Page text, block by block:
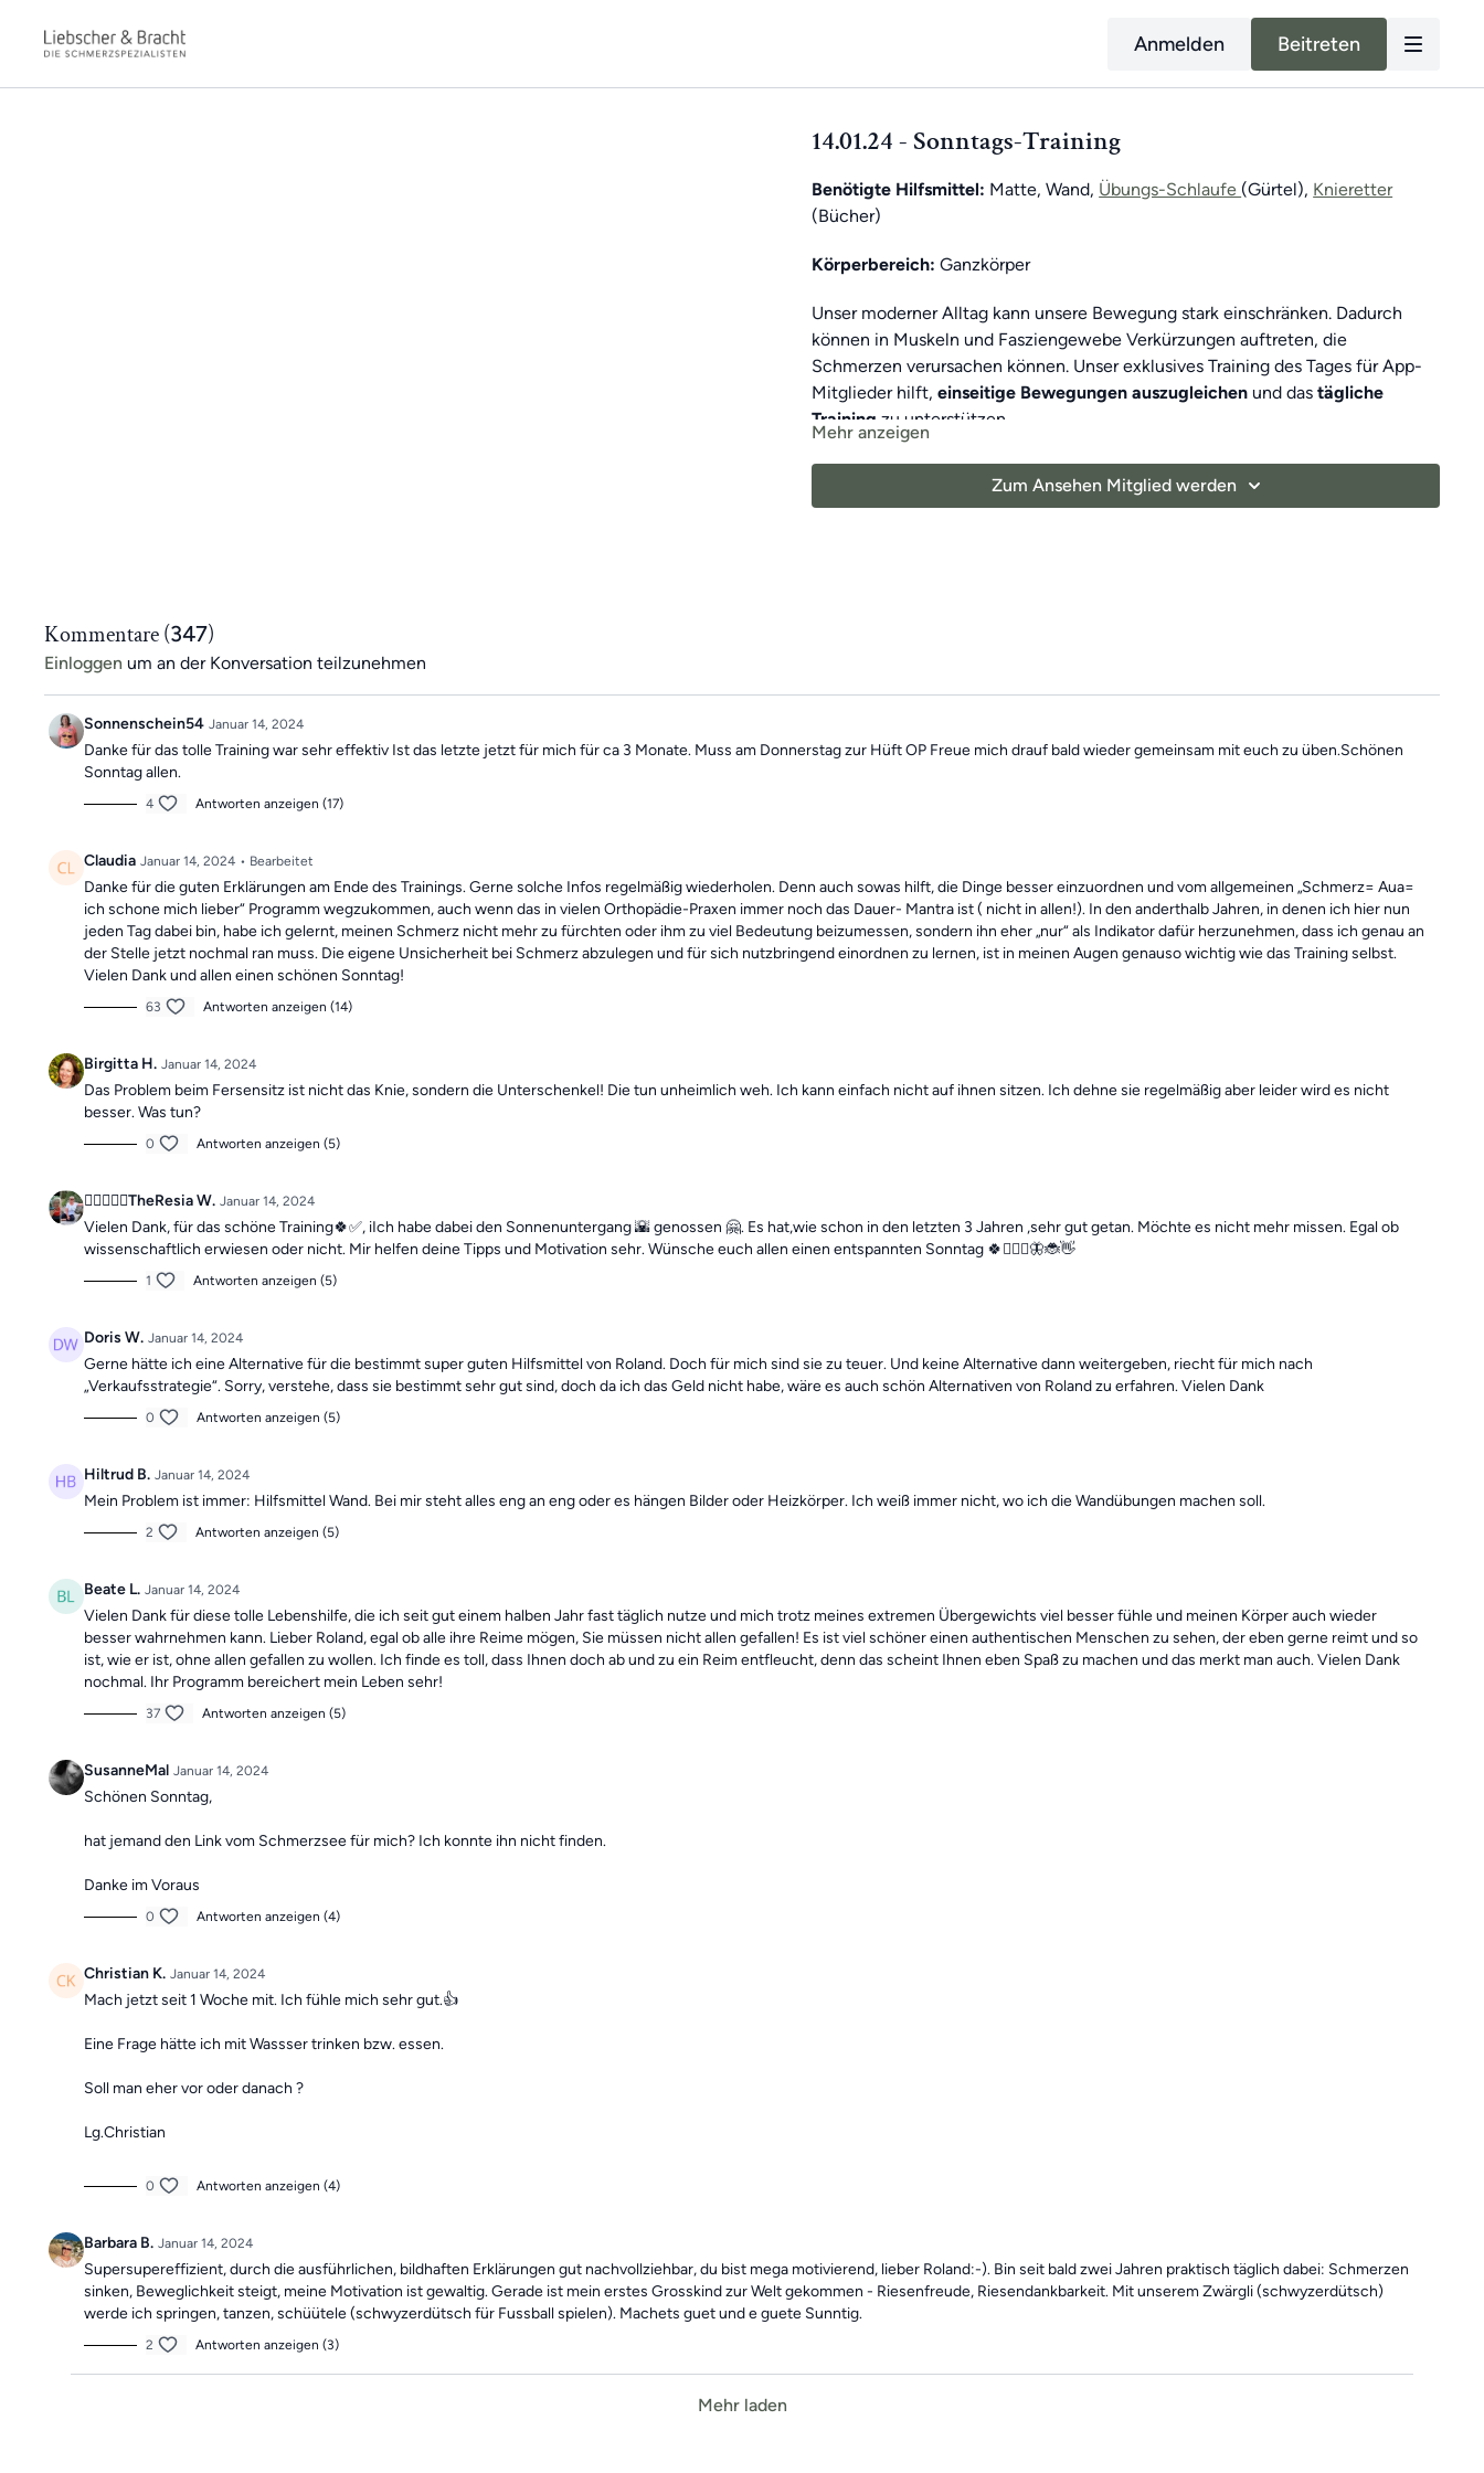
Anmelden Beitreten
14.01.24 - Sonntags-Training
Benötigte Hilfsmittel: Matte, Wand, Übungs-Schlaufe (Gürtel), Knieretter
(Bücher)
Körperbereich: Ganzkörper
Unser moderner Alltag kann unsere Bewegung stark einschränken. Dadurch
können in Muskeln und Fasziengewebe Verkürzungen auftreten, die
Schmerzen verursachen können. Unser exklusives Training des Tages für App-
Mitglieder hilft,einseitige Bewegungen auszugleichen und dastägliche
Training zu unterstützen.
Jeden Tagerwartet dich ein7-minütiges Übungsvideo mit Roland.
gibt essonntags ein 30-minütiges Training
Mach dir keine Sorgen, falls du mal einen Tag verpasst, denn die
Trainings des Tages”findest du jederzeitalle vergangen Einheiten.
Mehr anzeigen
Zum Ansehen Mitglied werden
Kommentare (347)
Einloggen um an der Konversation teilzunehmen
Sonnenschein54 Januar 14, 2024
Danke für das tolle Training war sehr effektiv Ist das letzte jetzt für mich für ca 3 Monate. Muss am Donnerstag zur Hüft OP Freue mich drauf bald wieder gemeinsam mit euch zu üben.Schönen
Sonntag allen.
4 Antworten anzeigen (17)
Claudia Januar 14, 2024 • Bearbeitet
Danke für die guten Erklärungen am Ende des Trainings. Gerne solche Infos regelmäßig wiederholen. Denn auch sowas hilft, die Dinge besser einzuordnen und vom allgemeinen „Schmerz= Aua=
ich schone mich lieber“ Programm wegzukommen, auch wenn das in vielen Orthopädie-Praxen immer noch das Dauer- Mantra ist ( nicht in allen!). In den anderthalb Jahren, in denen ich hier nun
jeden Tag dabei bin, habe ich gelernt, meinen Schmerz nicht mehr zu fürchten oder ihm zu viel Bedeutung beizumessen, sondern ihn eher „nur“ als Indikator dafür herzunehmen, dass ich genau an
der Stelle jetzt nochmal ran muss. Die eigene Unsicherheit bei Schmerz abzulegen und für sich nutzbringend einordnen zu lernen, ist in meinen Augen genauso wichtig wie das Training selbst.
Vielen Dank und allen einen schönen Sonntag!
63 Antworten anzeigen (14)
Birgitta H. Januar 14, 2024
Das Problem beim Fersensitz ist nicht das Knie, sondern die Unterschenkel! Die tun unheimlich weh. Ich kann einfach nicht auf ihnen sitzen. Ich dehne sie regelmäßig aber leider wird es nicht
besser. Was tun?
0 Antworten anzeigen (5)
🚴‍♀️🧎🏼‍♀️TheResia W. Januar 14, 2024
Vielen Dank, für das schöne Training🍀✅️, iIch habe dabei den Sonnenuntergang 🌇 genossen 🤗. Es hat,wie schon in den letzten 3 Jahren ,sehr gut getan. Möchte es nicht mehr missen. Egal ob
wissenschaftlich erwiesen oder nicht. Mir helfen deine Tipps und Motivation sehr. Wünsche euch allen einen entspannten Sonntag 🍀🧎🏼‍♀️🦋🐞👋
1 Antworten anzeigen (5)
Doris W. Januar 14, 2024
Gerne hätte ich eine Alternative für die bestimmt super guten Hilfsmittel von Roland. Doch für mich sind sie zu teuer. Und keine Alternative dann weitergeben, riecht für mich nach
„Verkaufsstrategie“. Sorry, verstehe, dass sie bestimmt sehr gut sind, doch da ich das Geld nicht habe, wäre es auch schön Alternativen von Roland zu erfahren. Vielen Dank
0 Antworten anzeigen (5)
Hiltrud B. Januar 14, 2024
Mein Problem ist immer: Hilfsmittel Wand. Bei mir steht alles eng an eng oder es hängen Bilder oder Heizkörper. Ich weiß immer nicht, wo ich die Wandübungen machen soll.
2 Antworten anzeigen (5)
Beate L. Januar 14, 2024
Vielen Dank für diese tolle Lebenshilfe, die ich seit gut einem halben Jahr fast täglich nutze und mich trotz meines extremen Übergewichts viel besser fühle und meinen Körper auch wieder
besser wahrnehmen kann. Lieber Roland, egal ob alle ihre Reime mögen, Sie müssen nicht allen gefallen! Es ist viel schöner einen authentischen Menschen zu sehen, der eben gerne reimt und so
ist, wie er ist, ohne allen gefallen zu wollen. Ich finde es toll, dass Ihnen doch ab und zu ein Reim entfleucht, denn das scheint Ihnen eben Spaß zu machen und das merkt man auch. Vielen Dank
nochmal. Ihr Programm bereichert mein Leben sehr!
37 Antworten anzeigen (5)
SusanneMal Januar 14, 2024
Schönen Sonntag,
hat jemand den Link vom Schmerzsee für mich? Ich konnte ihn nicht finden.
Danke im Voraus
0 Antworten anzeigen (4)
Christian K. Januar 14, 2024
Mach jetzt seit 1 Woche mit. Ich fühle mich sehr gut.👍
Eine Frage hätte ich mit Wassser trinken bzw. essen.
Soll man eher vor oder danach ?
Lg.Christian
0 Antworten anzeigen (4)
Barbara B. Januar 14, 2024
Supersupereffizient, durch die ausführlichen, bildhaften Erklärungen gut nachvollziehbar, du bist mega motivierend, lieber Roland:-). Bin seit bald zwei Jahren praktisch täglich dabei: Schmerzen
sinken, Beweglichkeit steigt, meine Motivation ist gewaltig. Gerade ist mein erstes Grosskind zur Welt gekommen - Riesenfreude, Riesendankbarkeit. Mit unserem Zwärgli (schwyzerdütsch)
werde ich springen, tanzen, schüütele (schwyzerdütsch für Fussball spielen). Machets guet und e guete Sunntig.
2 Antworten anzeigen (3)
Mehr laden